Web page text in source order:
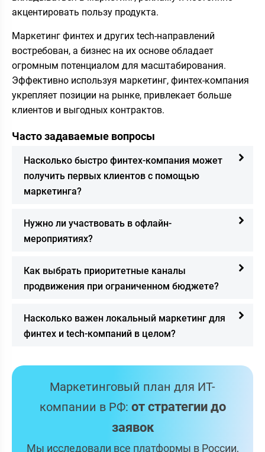
акцентировать пользу продукта.
Маркетинг финтех и других tech-направлений
востребован, а бизнес на их основе обладает
огромным потенциалом для масштабирования.
Эффективно используя маркетинг, финтех-компания
укрепляет позиции на рынке, привлекает больше
клиентов и выгодных контрактов.
Часто задаваемые вопросы
Насколько быстро финтех-компания может
получить первых клиентов с помощью
маркетинга?
Нужно ли участвовать в офлайн-
мероприятиях?
Как выбрать приоритетные каналы
продвижения при ограниченном бюджете?
Насколько важен локальный маркетинг для
финтех и tech-компаний в целом?
Маркетинговый план для ИТ-
компании в РФ: от стратегии до
заявок
Мы исследовали все платформы в России,